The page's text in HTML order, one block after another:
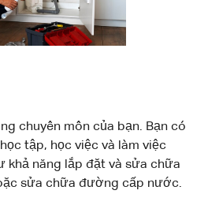
chuyên môn của bạn. Bạn có
tập, học việc và làm việc
khả năng lắp đặt và sửa chữa
sửa chữa đường cấp nước.